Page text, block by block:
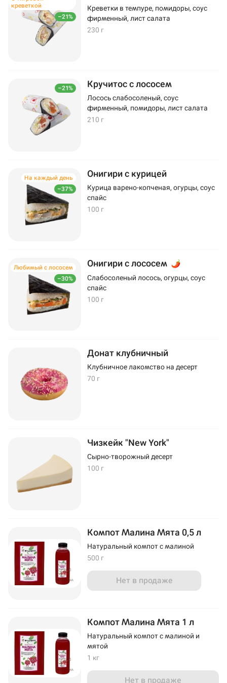
–21%
креветкой
Креветки в темпуре, помидоры, соус
фирменный, лист салата
230 г
–21% Кручитос с лососем
Лосось слабосоленый, соус
фирменный, помидоры, лист салата
210 г
–37%
На каждый день Онигири с курицей
Курица варено-копченая, огурцы, соус
спайс
100 г
–30%
Любимый с лососем Онигири с лососем
Слабосоленый лосось, огурцы, соус
спайс
100 г
Донат клубничный
Клубничное лакомство на десерт
70 г
Чизкейк "New York"
Сырно-творожный десерт
100 г
Компот Малина Мята 0,5 л
Натуральный компот с малиной
500 г
Нет в продаже
Компот Малина Мята 1 л
Натуральный компот с малиной и
мятой
1 кг
Нет в продаже